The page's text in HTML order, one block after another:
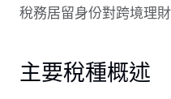
稅務居留身份對跨境理
主要稅種概述